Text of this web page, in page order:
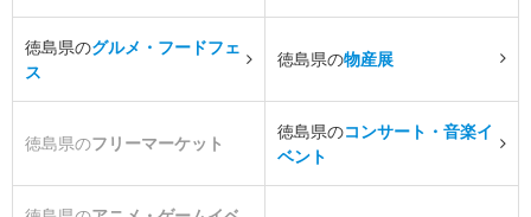
徳島県のグルメ・フードフェ
ス
徳島県の物産展
徳島県のフリーマーケット
徳島県のコンサート・音楽イ
ベント